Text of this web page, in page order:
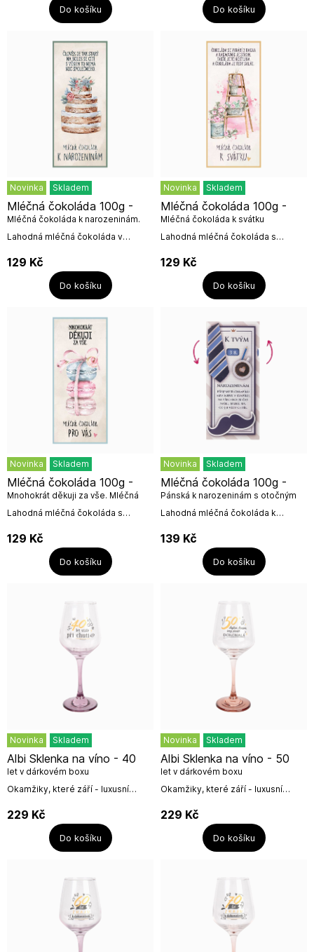
Do košíku Do košíku
Novinka Skladem
Lahodná mléčná čokoláda v
věnováním.Hmotnost 100 gSložení:
cukr, kakaové máslo, sušené
Mléčná čokoláda 100g -
Mléčná čokoláda k narozeninám.
129 Kč
Do košíku
Novinka Skladem
Lahodná mléčná čokoláda s
na čokoládě:ČOKOLÁDA SE VYRÁBÍ
Z KAKAA, KAKAOVNÍK JE STROM....
Mléčná čokoláda 100g -
Mléčná čokoláda k svátku
129 Kč
Do košíku
Novinka Skladem
Lahodná mléčná čokoláda s
designu.Hmotnost: 100 gSložení:
cukr, kakaové máslo, sušené...
Mléčná čokoláda 100g -
Mnohokrát děkuji za vše. Mléčná
čokoláda pro Vás.
129 Kč
Do košíku
Novinka Skladem
Lahodná mléčná čokoláda k
číselníkem.Text:K TVÝM
NAROZENINÁM PŘEJEME TI
CHLAPÍKU ABYS NEBY V KVAPÍKU,...
Mléčná čokoláda 100g -
Pánská k narozeninám s otočným
číselníkem.
139 Kč
Do košíku
Novinka Skladem
Okamžiky, které září - luxusní
pro každého milovníka
vína.Vychutnejte si své oblíbené
Albi Sklenka na víno - 40
let v dárkovém boxu
229 Kč
Do košíku
Novinka Skladem
Okamžiky, které září - luxusní
pro každého milovníka
vína.Vychutnejte si své oblíbené
Albi Sklenka na víno - 50
let v dárkovém boxu
229 Kč
Do košíku